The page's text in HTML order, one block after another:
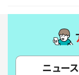
ニュース